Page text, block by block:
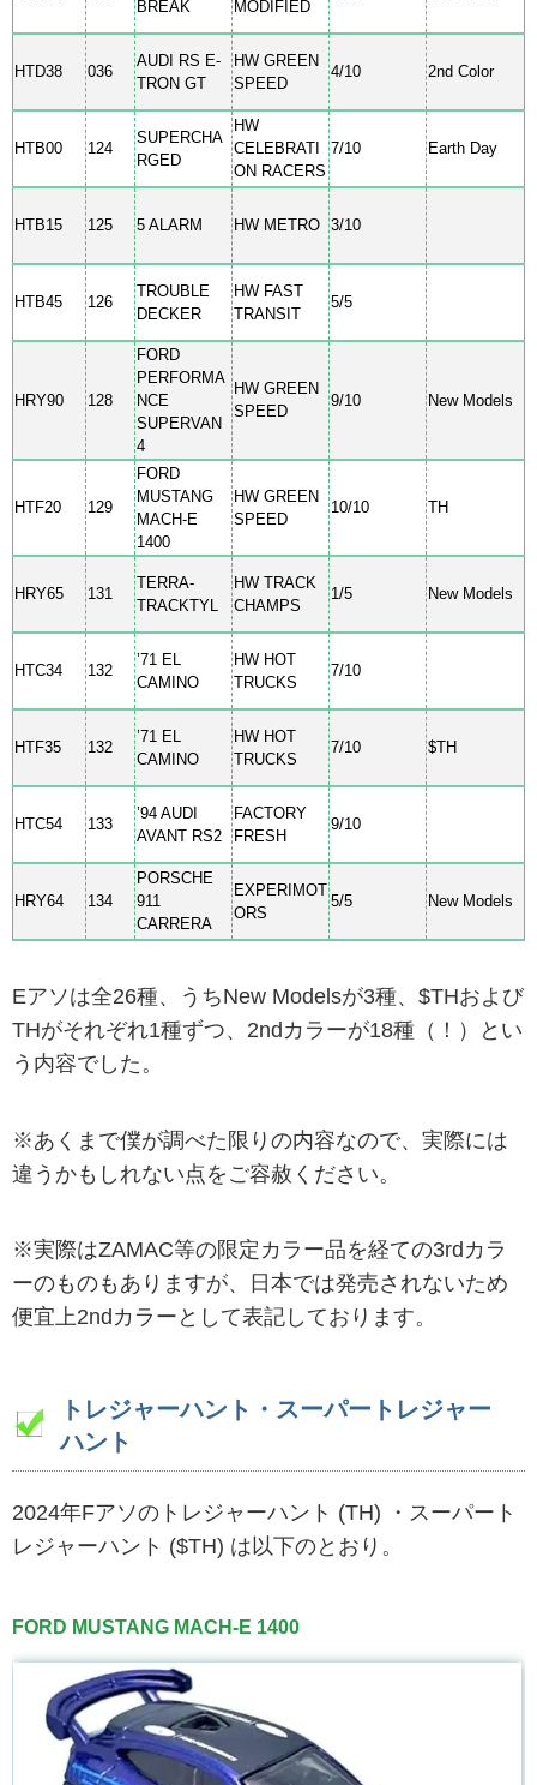
BREAK
MODIFIED
HTD38 036
AUDI RS E-
TRON GT
HW GREEN
SPEED
4/10 2nd Color
HTB00 124
SUPERCHA
RGED
HW
CELEBRATI
ON RACERS
7/10 Earth Day
HTB15 125 5 ALARM HW METRO 3/10
HTB45 126
TROUBLE
DECKER
HW FAST
TRANSIT
5/5
HRY90 128
FORD
PERFORMA
NCE
SUPERVAN
4
HW GREEN
SPEED
9/10 New Models
HTF20 129
FORD
MUSTANG
MACH-E
1400
HW GREEN
SPEED
10/10 TH
HRY65 131
TERRA-
TRACKTYL
HW TRACK
CHAMPS
1/5 New Models
HTC34 132
’71 EL
CAMINO
HW HOT
TRUCKS
7/10
HTF35 132
’71 EL
CAMINO
HW HOT
TRUCKS
7/10 $TH
HTC54 133
’94 AUDI
AVANT RS2
FACTORY
FRESH
9/10
HRY64 134
PORSCHE
911
CARRERA
EXPERIMOT
ORS
5/5 New Models
Eアソは全26種、うちNew Modelsが3種、$THおよび
THがそれぞれ1種ずつ、2ndカラーが18種（！）とい
う内容でした。
※あくまで僕が調べた限りの内容なので、実際には
違うかもしれない点をご容赦ください。
※実際はZAMAC等の限定カラー品を経ての3rdカラ
ーのものもありますが、日本では発売されないため
便宜上2ndカラーとして表記しております。
トレジャーハント・スーパートレジャー
ハント
2024年Fアソのトレジャーハント (TH) ・スーパート
レジャーハント ($TH) は以下のとおり。
FORD MUSTANG MACH-E 1400